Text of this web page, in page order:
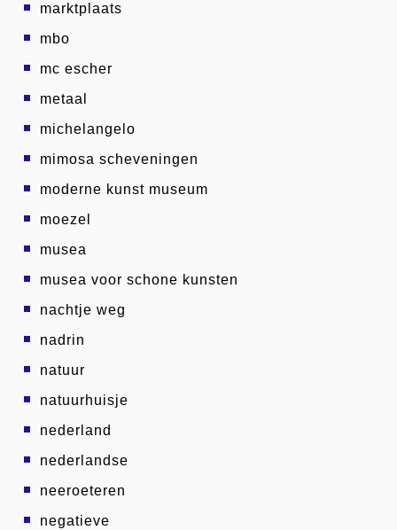
marktplaats
mbo
mc escher
metaal
michelangelo
mimosa scheveningen
moderne kunst museum
moezel
musea
musea voor schone kunsten
nachtje weg
nadrin
natuur
natuurhuisje
nederland
nederlandse
neeroeteren
negatieve